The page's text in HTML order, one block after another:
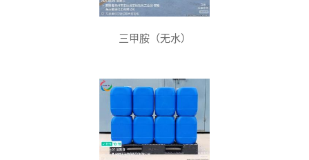
三甲胺（无水）